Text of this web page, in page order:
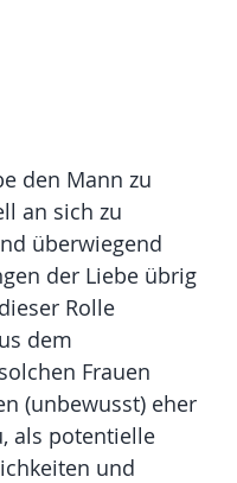
den Mann zu
an sich zu
überwiegend
der Liebe übrig
Rolle
dem
Frauen
(unbewusst) eher
als potentielle
und